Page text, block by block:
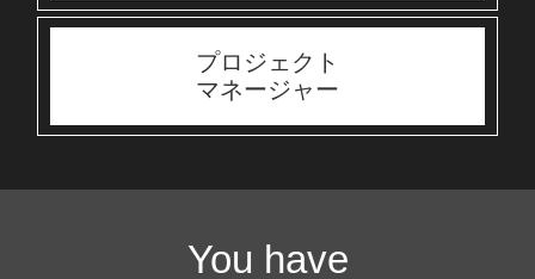
プロジェクト
マネージャー
You have